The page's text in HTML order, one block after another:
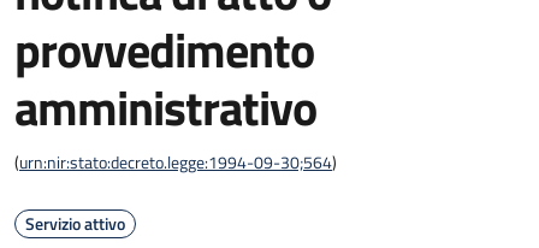
provvedimento
amministrativo
(urn:nir:stato:decreto.legge:1994-09-30;564)
Servizio attivo